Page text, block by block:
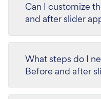
Can I customize
and after slider
What steps do I
Before and after